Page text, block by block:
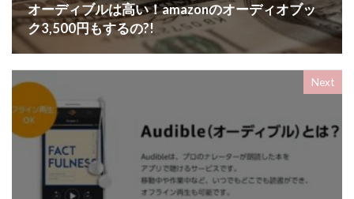
オーディブルは高い！amazonのオーディオブッ
ク3,500円もするの?!
Next